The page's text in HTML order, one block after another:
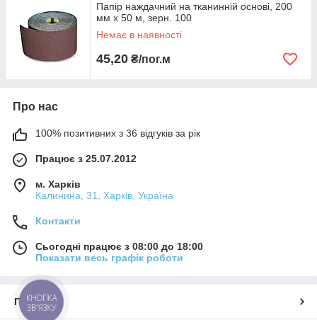
Папір наждачний на тканинній основі, 200
мм х 50 м, зерн. 100
Немає в наявності
45,20 ₴/пог.м
Про нас
100% позитивних з 36 відгуків за рік
Працює з 25.07.2012
м. Харків
Калинина, 31, Харків, Україна
Контакти
Сьогодні працює з 08:00 до 18:00
Показати весь графік роботи
Про нас
КНОПКА
ЗВ'ЯЗКУ